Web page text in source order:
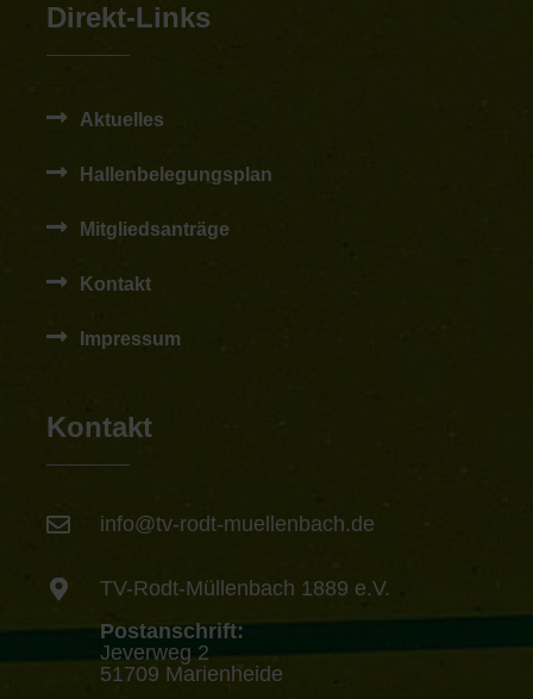
Direkt-Links
Aktuelles
Hallenbelegungsplan
Mitgliedsanträge
Kontakt
Impressum
Kontakt
info@tv-rodt-muellenbach.de
TV-Rodt-Müllenbach 1889 e.V.
Postanschrift:
Jeverweg 2
51709 Marienheide